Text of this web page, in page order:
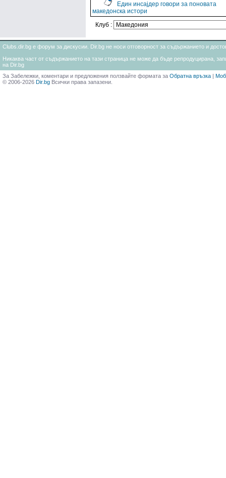
Един инсајдер говори за поновата
македонска истори
Клуб :
Clubs.dir.bg е форум за дискусии. Dir.bg не носи отговорност за съдържанието и
Никаква част от съдържанието на тази страница не може да бъде репродуцирана,
на Dir.bg
За Забележки, коментари и предложения ползвайте формата за Обратна връзка |
© 2006-2026 Dir.bg Всички права запазени.